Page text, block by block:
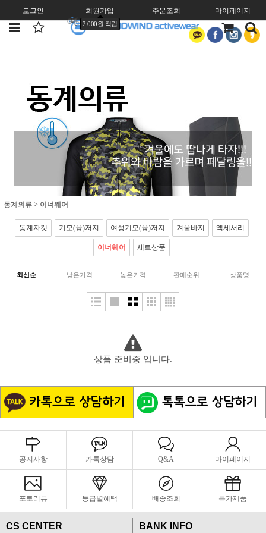
로그인 회원가입
2,000원 적립
주문조회 마이페이지
동계의류 > 이너웨어
동계자켓 기모(융)저지 여성기모(융)저지 겨울바지 액세서리
이너웨어 세트상품
최신순 낮은가격 높은가격 판매순위 상품명
상품 준비중 입니다.
공지사항 카톡상담 Q&A 마이페이지
포토리뷰 등급별혜택 배송조회 특가제품
CS CENTER BANK INFO